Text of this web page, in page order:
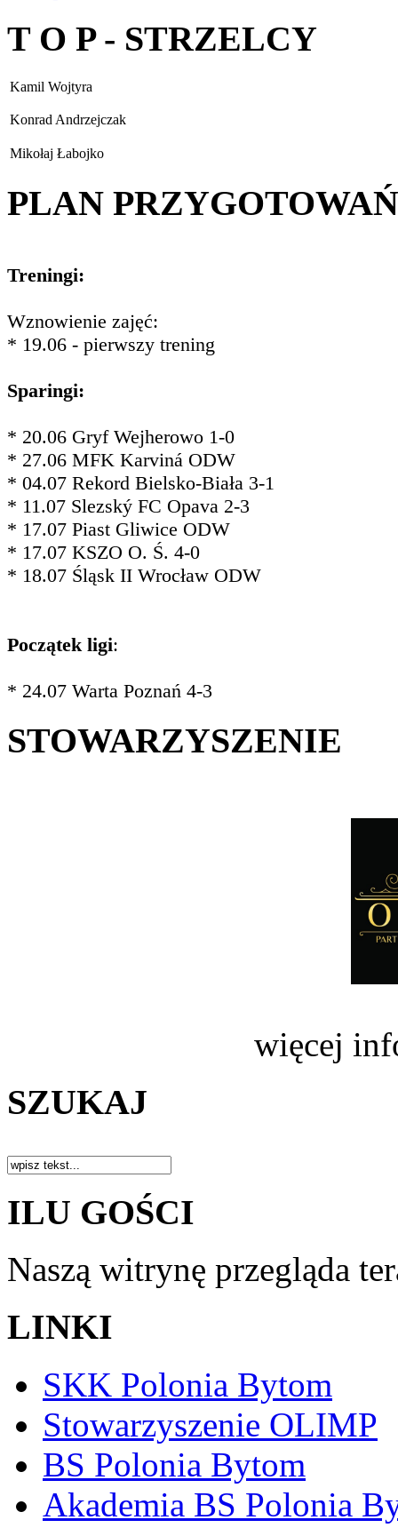
T O P - STRZELCY
Kamil Wojtyra
Konrad Andrzejczak
Mikołaj Łabojko
PLAN PRZYGOTOWAŃ
Treningi:
Wznowienie zajęć:
* 19.06 - pierwszy trening
Sparingi:
* 20.06 Gryf Wejherowo 1-0
* 27.06 MFK Karviná ODW
* 04.07 Rekord Bielsko-Biała 3-1
* 11.07 Slezský FC Opava 2-3
* 17.07 Piast Gliwice ODW
* 17.07 KSZO O. Ś. 4-0
* 18.07 Śląsk II Wrocław ODW
Początek ligi:
* 24.07 Warta Poznań 4-3
STOWARZYSZENIE
więcej
SZUKAJ
ILU GOŚCI
Naszą witrynę przegląda
LINKI
SKK Polonia Bytom
Stowarzyszenie OLIMP
BS Polonia Bytom
Akademia BS Polonia